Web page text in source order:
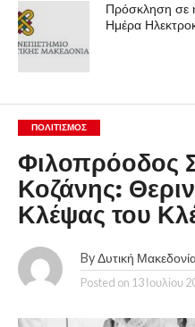
Πρόσκληση σε
Ημέρα
ΠΟΛΙΤΙΣΜΌΣ
Φιλοπρόοδος
Κοζάνης:
Κλέψας του
By Δυτική
Posted on 13 Ιουλίου